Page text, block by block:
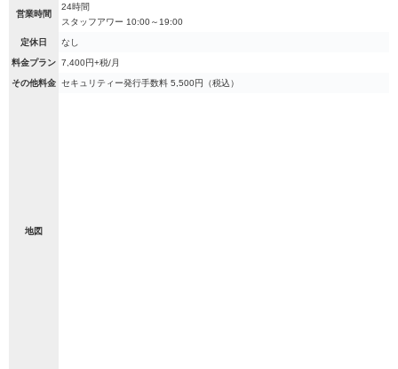
営業時間
24時間
スタッフアワー 10:00～19:00
定休日 なし
料金プラン 7,400円+税/月
その他料金 セキュリティー発行手数料 5,500円（税込）
地図